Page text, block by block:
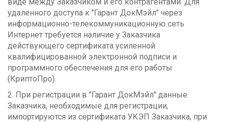
удаленного доступа к "Гарант ДокМэйл" через
информационно-телекоммуникационную сеть
Интернет требуется наличие у Заказчика
действующего сертификата усиленной
квалифицированной электронной подписи и
программного обеспечения для его работы
(КриптоПро).
2. При регистрации в "Гарант ДокМэйл" данные
Заказчика, необходимые для регистрации,
импортируются из сертификата УКЭП Заказчика, при